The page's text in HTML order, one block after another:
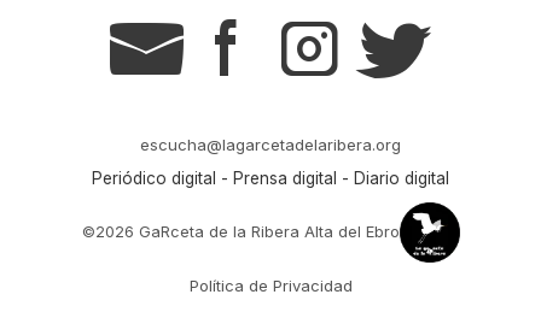
g s t r
escucha@lagarcetadelaribera.org
Periódico digital - Prensa digital - Diario digital
©2026 GaRceta de la Ribera Alta del Ebro
Política de Privacidad